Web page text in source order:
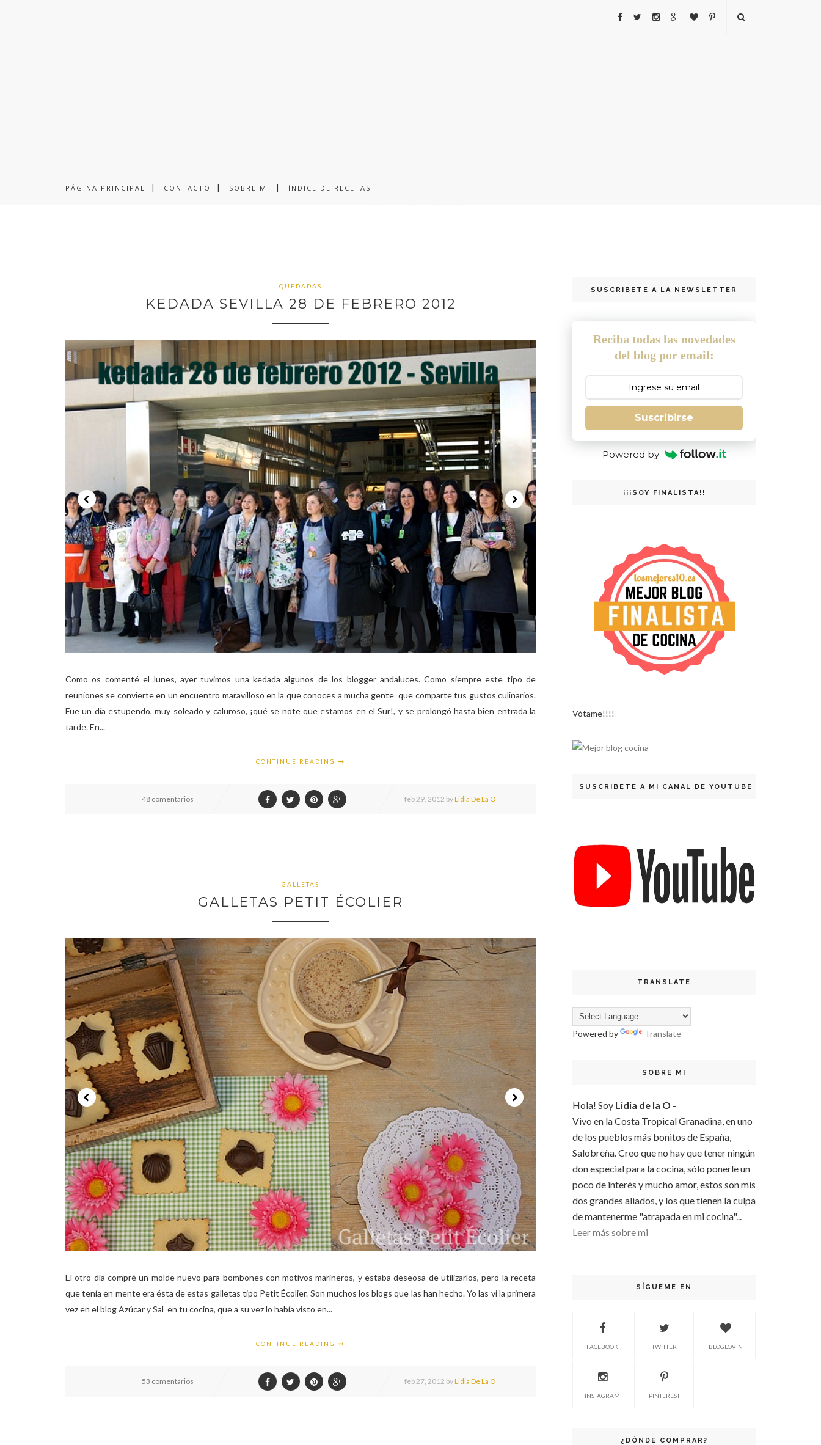
PÁGINA PRINCIPAL CONTACTO SOBRE MI ÍNDICE DE RECETAS
QUEDADAS
KEDADA SEVILLA 28 DE FEBRERO 2012
Como os comenté el lunes, ayer tuvimos una kedada algunos de los blogger andaluces. Como siempre este tipo de
reuniones se convierte en un encuentro maravilloso en la que conoces a mucha gente que comparte tus gustos culinarios.
Fue un día estupendo, muy soleado y caluroso, ¡qué se note que estamos en el Sur!, y se prolongó hasta bien entrada la
tarde. En...
CONTINUE READING
48 comentarios feb29, 2012 byLidia De La O
GALLETAS
GALLETAS PETIT ÉCOLIER
El otro día compré un molde nuevo para bombones con motivos marineros, y estaba deseosa de utilizarlos, pero la receta
que tenía en mente era ésta de estas galletas tipo Petit Écolier. Son muchos los blogs que las han hecho. Yo las vi la primera
vez en el blog Azúcar y Sal en tu cocina, que a su vez lo había visto en...
CONTINUE READING
53 comentarios feb27, 2012 byLidia De La O
SUSCRIBETE A LA NEWSLETTER
Reciba todas las novedades
del blog por email:
Suscribirse
Powered by
¡¡¡SOY FINALISTA!!
Vótame!!!!
SUSCRIBETE A MI CANAL DE YOUTUBE
TRANSLATE
Powered by Translate
SOBRE MI
Hola! Soy Lidia de la O -
Vivo en la Costa Tropical Granadina, en uno
de los pueblos más bonitos de España,
Salobreña. Creo que no hay que tener ningún
don especial para la cocina, sólo ponerle un
poco de interés y mucho amor, estos son mis
dos grandes aliados, y los que tienen la culpa
de mantenerme "atrapada en mi cocina"...
Leer más sobre mi
SÍGUEME EN
FACEBOOK TWITTER BLOGLOVIN
INSTAGRAM PINTEREST
¿DÓNDE COMPRAR?